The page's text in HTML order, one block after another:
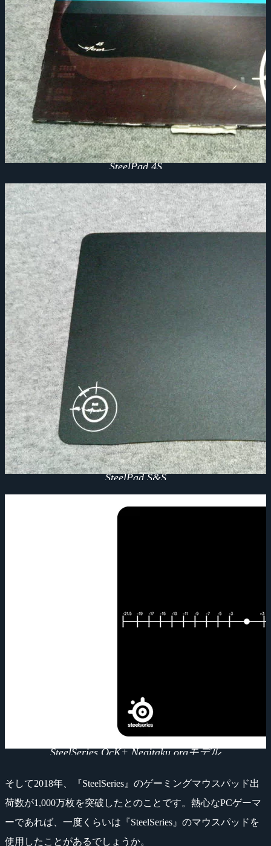
SteelPad 4S
SteelPad S&S
SteelSeries QcK+ Negitaku.orgモデル
そして2018年、『SteelSeries』のゲーミングマウスパッド出
荷数が1,000万枚を突破したとのことです。熱心なPCゲーマ
ーであれば、一度くらいは『SteelSeries』のマウスパッドを
使用したことがあるでしょうか。